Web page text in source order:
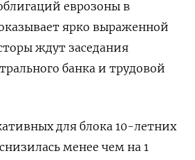
еврозоны в
ярко выраженной
ждут заседания
банка и трудовой
для блока 10-летних
менее чем на 1